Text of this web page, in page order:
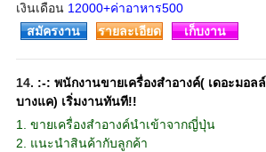
เงินเดือน 12000+ค่าอาหาร500
สมัครงาน รายละเอียด เก็บงาน
14. :-: พนักงานขายเครื่องสำอางค์( เดอะมอลล์
บางแค) เริ่มงานทันที!!
1. ขายเครื่องสำอางค์นำเข้าจากญี่ปุ่น
2. แนะนำสินค้ากับลูกค้า